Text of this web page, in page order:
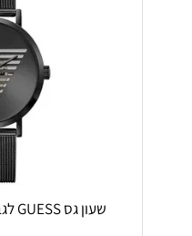
שעון גס GUESS לגבר /לאישה GW0502G2